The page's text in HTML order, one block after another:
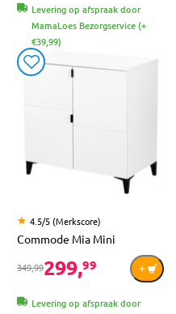
Levering op afspraak door
MamaLoes Bezorgservice (+
€39,99)
4.5/5 (Merkscore)
Commode Mia Mini
349,99299,99
Levering op afspraak door